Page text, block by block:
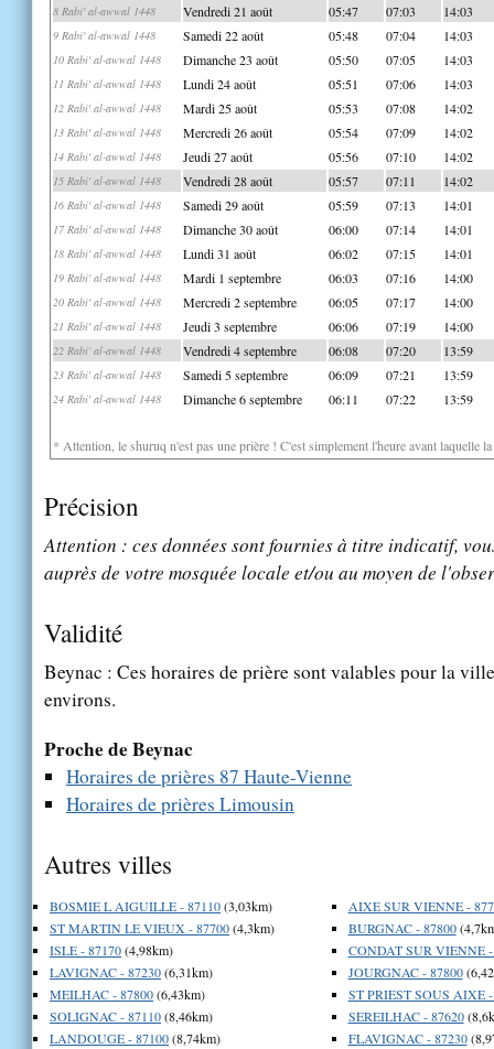
8 Rabi' al-awwal 1448 Vendredi 21 août 05:47 07:03 14:03
9 Rabi' al-awwal 1448 Samedi 22 août 05:48 07:04 14:03
10 Rabi' al-awwal 1448 Dimanche 23 août 05:50 07:05 14:03
11 Rabi' al-awwal 1448 Lundi 24 août 05:51 07:06 14:03
12 Rabi' al-awwal 1448 Mardi 25 août 05:53 07:08 14:02
13 Rabi' al-awwal 1448 Mercredi 26 août 05:54 07:09 14:02
14 Rabi' al-awwal 1448 Jeudi 27 août 05:56 07:10 14:02
15 Rabi' al-awwal 1448 Vendredi 28 août 05:57 07:11 14:02
16 Rabi' al-awwal 1448 Samedi 29 août 05:59 07:13 14:01
17 Rabi' al-awwal 1448 Dimanche 30 août 06:00 07:14 14:01
18 Rabi' al-awwal 1448 Lundi 31 août 06:02 07:15 14:01
19 Rabi' al-awwal 1448 Mardi 1 septembre 06:03 07:16 14:00
20 Rabi' al-awwal 1448 Mercredi 2 septembre 06:05 07:17 14:00
21 Rabi' al-awwal 1448 Jeudi 3 septembre 06:06 07:19 14:00
22 Rabi' al-awwal 1448 Vendredi 4 septembre 06:08 07:20 13:59
23 Rabi' al-awwal 1448 Samedi 5 septembre 06:09 07:21 13:59
24 Rabi' al-awwal 1448 Dimanche 6 septembre 06:11 07:22 13:59
* Attention, le shuruq n'est pas une prière ! C'est simplement l'heure avant laquelle
Précision
Attention : ces données sont fournies à titre indicatif,
auprès de votre mosquée locale et/ou au moyen de
Validité
Beynac : Ces horaires de prière sont valables pour la
environs.
Proche de Beynac
Horaires de prières 87 Haute-Vienne
Horaires de prières Limousin
Autres villes
BOSMIE L AIGUILLE - 87110(3,03km)
ST MARTIN LE VIEUX - 87700(4,3km)
ISLE - 87170(4,98km)
LAVIGNAC - 87230(6,31km)
MEILHAC - 87800(6,43km)
SOLIGNAC - 87110(8,46km)
LANDOUGE - 87100(8,74km)
AIXE SUR VIENNE -
BURGNAC - 87800
CONDAT SUR VIENNE -
JOURGNAC - 87800
ST PRIEST SOUS AIXE
SEREILHAC - 87620
FLAVIGNAC - 87230